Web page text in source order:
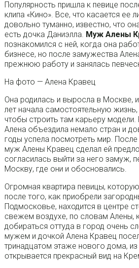
Популярность пришла к певице
клипа «Кино». Все, что касается ее
довольно туманно, известно, что
есть дочка Даниэлла. Муж Алены
познакомился с ней, когда она
бизнесе, но после замужества
прежнюю работу и занялась
На фото — Алена Кравец
Она родилась и выросла в Москве,
лет начала самостоятельную
чтобы строить там карьеру
Алена объездила немало стран и
годы успела посмотреть мир. После
муж Алены Кравец сделал ей
согласилась выйти за него замуж,
Москву, где они и обосновались.
Огромная квартира певицы,
после того, как приобрели
Подмосковье, находится в центре
свежем воздухе, по словам Алены,
добираться оттуда в город очень
мужем и дочкой Алена Кравец
тринадцатом этаже нового дома,
открывается прекрасный вид на